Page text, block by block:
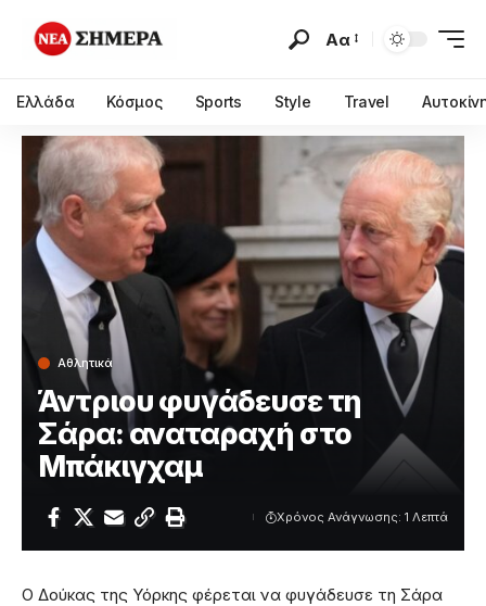
Αα
Ελλάδα Κόσμος Sports Style Travel
Αθλητικά
Άντριου φυγάδευσε τη
Σάρα: αναταραχή στο
Μπάκιγχαμ
Χρόνος Ανάγνωσης: 1 Λεπτά
Ο Δούκας της Υόρκης φέρεται να φυγάδευσε τη Σάρα